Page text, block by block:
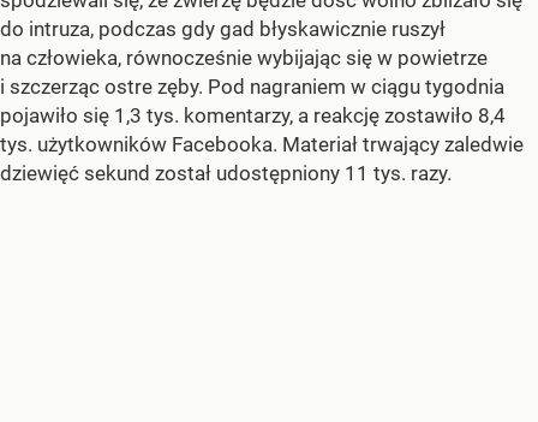
do intruza, podczas gdy gad błyskawicznie ruszył
na człowieka, równocześnie wybijając się w powietrze
i szczerząc ostre zęby. Pod nagraniem w ciągu tygodnia
pojawiło się 1,3 tys. komentarzy, a reakcję zostawiło 8,4
tys. użytkowników Facebooka. Materiał trwający zaledwie
dziewięć sekund został udostępniony 11 tys. razy.